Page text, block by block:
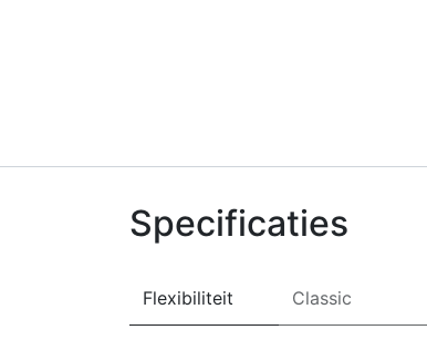
Specificaties
Flexibiliteit Classic